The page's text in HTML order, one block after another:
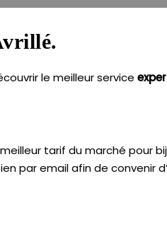
le meilleur service
tarif du marché pour
par email afin de convenir